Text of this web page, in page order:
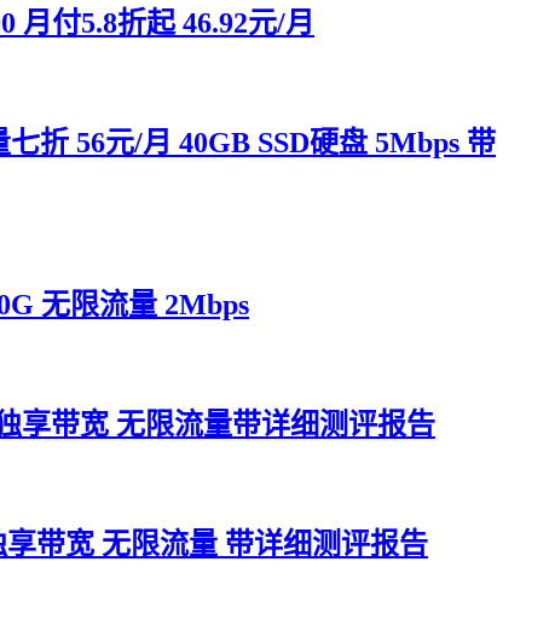
月付5.8折起 46.92元/月
折 56元/月 40GB SSD硬盘 5Mbps 带
无限流量 2Mbps
享带宽 无限流量带详细测评报告
带宽 无限流量 带详细测评报告